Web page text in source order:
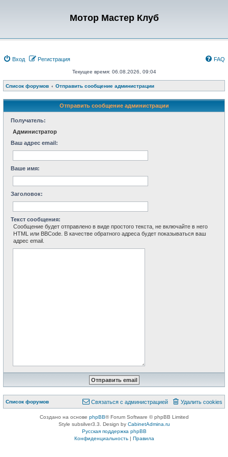
Мотор Мастер Клуб
Вход Регистрация FAQ
Текущее время: 06.08.2026, 09:04
Список форумов Отправить сообщение администрации
Отправить сообщение администрации
Получатель:
Администратор
Ваш адрес email:
Ваше имя:
Заголовок:
Текст сообщения:
Сообщение будет отправлено в виде простого текста, не включайте в него
HTML или BBCode. В качестве обратного адреса будет показываться ваш
адрес email.
Список форумов Удалить cookies
Связаться с администрацией
Создано на основе phpBB® Forum Software © phpBB Limited
Style subsilver3.3. Design by CabinetAdmina.ru
Русская поддержка phpBB
Конфиденциальность| Правила